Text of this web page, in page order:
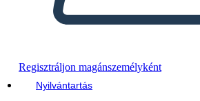
Regisztráljon magánszemélyként
Nyilvántartás